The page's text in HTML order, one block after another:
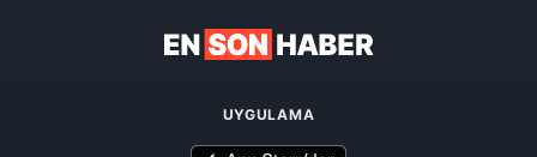
UYGULAMA